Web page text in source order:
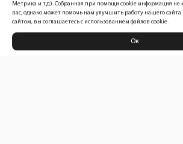
Политика конфиденциальности
Метрика и т.д.). Собранная при помощи cookie информация
вас, однако может помочь нам улучшить работу нашего
сайтом, вы соглашаетесь с использованием файлов cookie.
Ок